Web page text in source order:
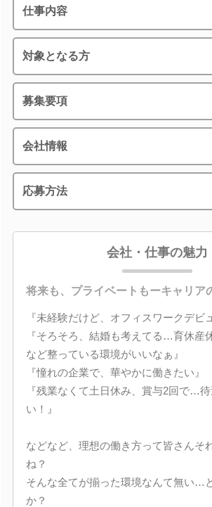
仕事内容
対象となる方
募集要項
会社情報
応募方法
会社・仕事の魅力
将来も、プライベートもーキャリア
『未経験だけど、オフィスワークデビ
『そろそろ、結婚も考えてる…育休産
など整っている環境がいいなぁ』
『憧れの企業で、華やかに働きたい』
『残業なくて土日休み、賞与2回で…
い！』
などなど、理想の働き方って皆さんそ
ね？
そんな全てが揃った環境なんて無い…
か？